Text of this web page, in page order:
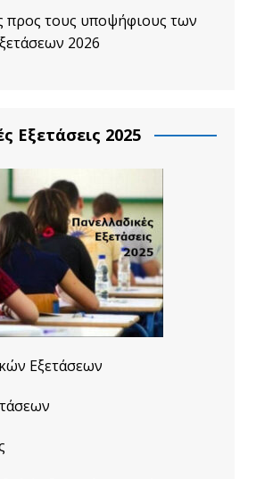
προς τους υποψήφιους των
2026
Εξετάσεις 2025
Εξετάσεων